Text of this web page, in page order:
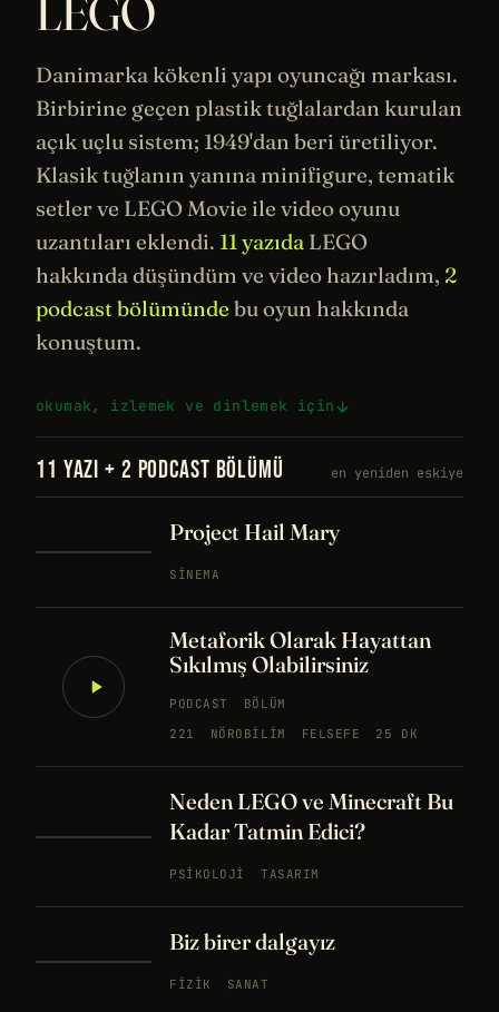
LEGO
Danimarka kökenli yapı oyuncağı markası.
Birbirine geçen plastik tuğlalardan kurulan
açık uçlu sistem; 1949'dan beri üretiliyor.
Klasik tuğlanın yanına minifigure, tematik
setler ve LEGO Movie ile video oyunu
uzantıları eklendi. 11 yazıda LEGO
hakkında düşündüm ve video hazırladım, 2
podcast bölümünde bu oyun hakkında
konuştum.
okumak, izlemek ve dinlemek için
11 YAZI + 2 PODCAST BÖLÜMÜ en yeniden eskiye
Project Hail Mary
SINEMA
Metaforik Olarak Hayattan
Sıkılmış Olabilirsiniz
PODCAST
BÖLÜM
221
NÖROBILIM FELSEFE 25 DK
Neden LEGO ve Minecraft Bu
Kadar Tatmin Edici?
PSIKOLOJI TASARIM
Biz birer dalgayız
FIZIK SANAT